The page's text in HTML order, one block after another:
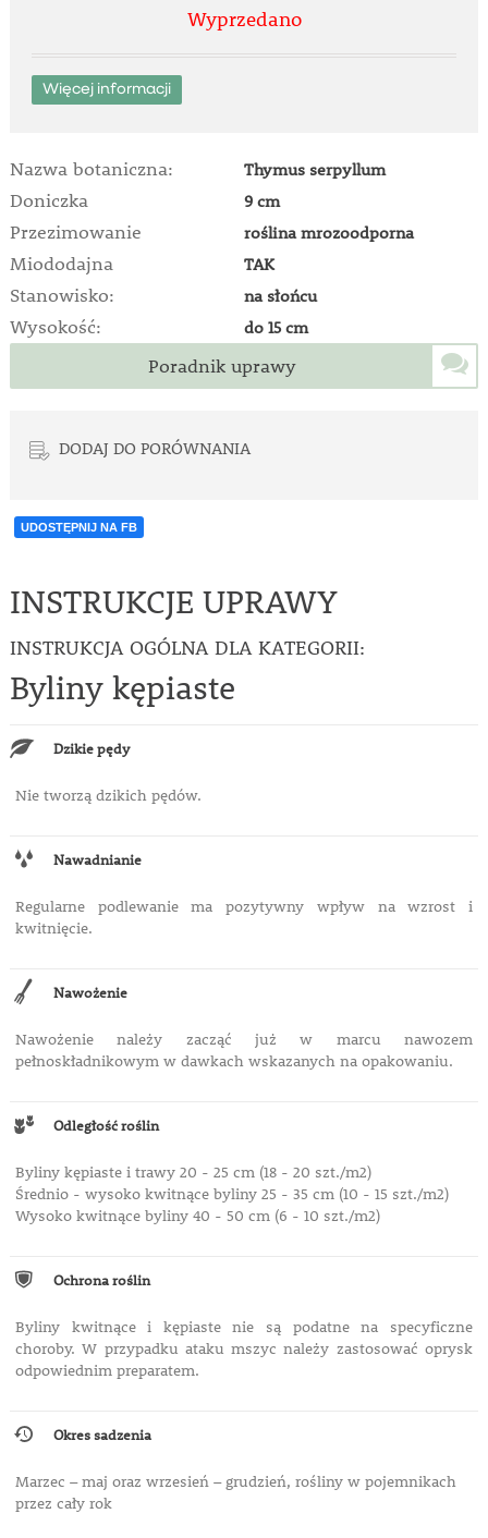
Wyprzedano
Więcej informacji
Nazwa botaniczna: Thymus serpyllum
Doniczka 9 cm
Przezimowanie roślina mrozoodporna
Miododajna TAK
Stanowisko: na słońcu
Wysokość: do 15 cm
Poradnik uprawy
DODAJ DO PORÓWNANIA
UDOSTĘPNIJ NA FB
INSTRUKCJE UPRAWY
INSTRUKCJA OGÓLNA DLA KATEGORII:
Byliny kępiaste
Dzikie pędy
Nie tworzą dzikich pędów.
Nawadnianie
Regularne podlewanie ma pozytywny wpływ nawzrost i
kwitnięcie.
Nawożenie
Nawożenie należy zacząć już w marcu nawozem
pełnoskładnikowym w dawkach wskazanych na opakowaniu.
Odległość roślin
Byliny kępiaste i trawy 20 - 25 cm (18 - 20 szt./m2)
Średnio - wysoko kwitnące byliny 25 - 35 cm (10 - 15 szt./m2)
Wysoko kwitnące byliny 40 - 50 cm (6 - 10 szt./m2)
Ochrona roślin
Byliny kwitnące i kępiaste nie są podatne na specyficzne
choroby. W przypadku ataku mszyc należy zastosować oprysk
odpowiednim preparatem.
Okres sadzenia
Marzec – maj oraz wrzesień – grudzień, rośliny w pojemnikach
przez cały rok